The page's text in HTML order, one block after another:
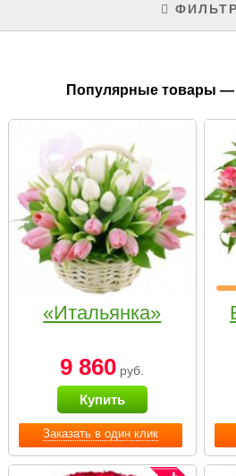
ФИЛЬТР
Популярные товары
Заказать в один клик
«Итальянка»
9 860 руб.
Купить